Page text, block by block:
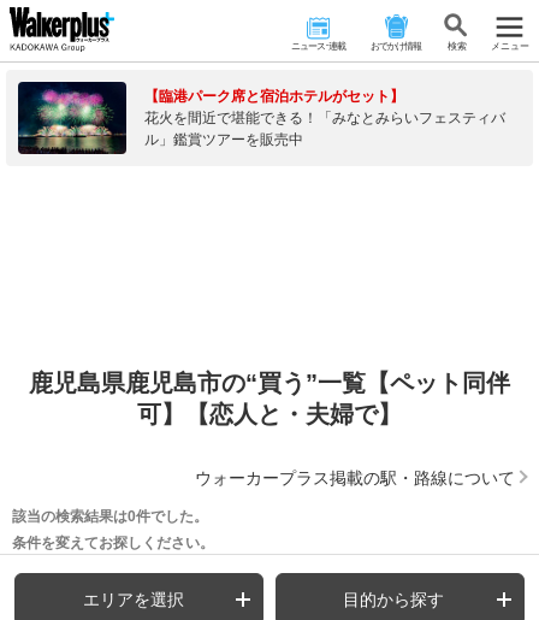
ニュース･連載 おでかけ情報 検 索 メニュー
【臨港パーク席と宿泊ホテルがセット】
花火を間近で堪能できる！「みなとみらいフェスティバ
ル」鑑賞ツアーを販売中
鹿児島県鹿児島市の“買う”一覧【ペット同伴
可】【恋人と・夫婦で】
ウォーカープラス掲載の駅・路線について
該当の検索結果は0件でした。
条件を変えてお探しください。
エリアを選択 目的から探す